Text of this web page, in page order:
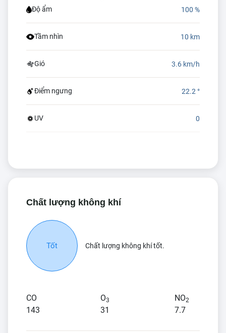
Độ ẩm 100 %
Tầm nhìn 10 km
Gió 3.6 km/h
Điểm ngưng 22.2 °
UV 0
Chất lượng không khí
Tốt Chất lượng không khí tốt.
CO
143
O3
31
NO2
7.7